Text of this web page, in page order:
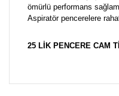
ömürlü performans
Aspiratör pencerelere
25 LİK PENCERE CAM
Bu ürünün fiyat bilgisi,